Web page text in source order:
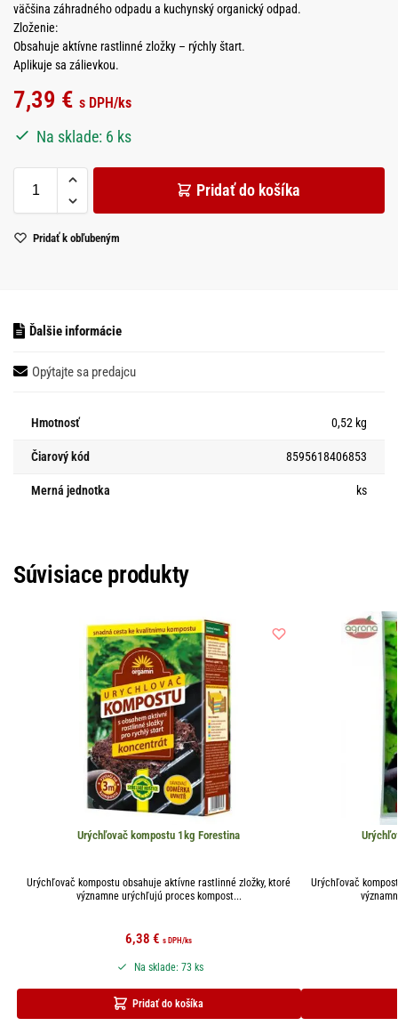
väčšina záhradného odpadu a kuchynský organický odpad.
Zloženie:
Obsahuje aktívne rastlinné zložky – rýchly štart.
Aplikuje sa zálievkou.
7,39 € s DPH/ks
Na sklade: 6 ks
Pridať do košíka
Pridať k obľubeným
Ďalšie informácie
Opýtajte sa predajcu
Hmotnosť 0,52 kg
Čiarový kód 8595618406853
Merná jednotka ks
Súvisiace produkty
Urýchľovač kompostu 1kg Forestina
Urýchľovač kompostu obsahuje aktívne rastlinné zložky, ktoré
významne urýchľujú proces kompost...
6,38€ s DPH/ks
Pridať do košíka
Na sklade: 73 ks
Urýchľovač